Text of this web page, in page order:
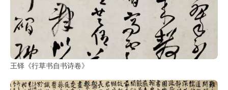
王铎《行草书自书诗卷》
部
集
部